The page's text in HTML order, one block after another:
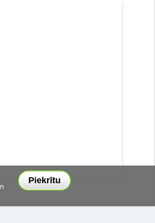
Piekrītu